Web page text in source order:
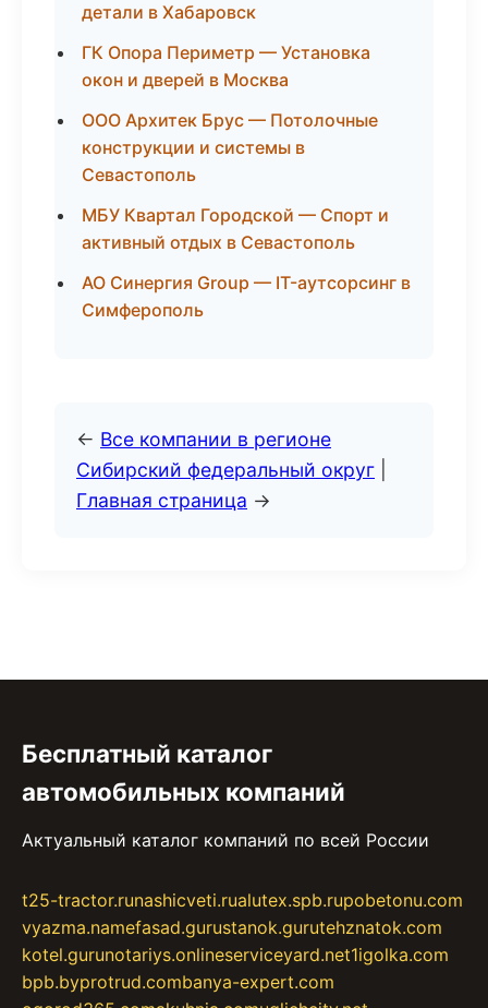
детали в Хабаровск
ГК Опора Периметр — Установка
окон и дверей в Москва
ООО Архитек Брус — Потолочные
конструкции и системы в
Севастополь
МБУ Квартал Городской — Спорт и
активный отдых в Севастополь
АО Синергия Group — IT-аутсорсинг в
Симферополь
← Все компании в регионе
Сибирский федеральный округ
Главная страница →
Бесплатный каталог
автомобильных компаний
Актуальный каталог компаний по всей России
t25-tractor.runashicveti.rualutex.spb.rupobetonu.com
vyazma.namefasad.gurustanok.gurutehznatok.com
kotel.gurunotariys.onlineserviceyard.net1igolka.com
bpb.byprotrud.combanya-expert.com